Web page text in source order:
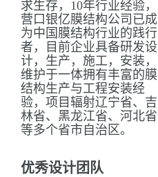
求生存，10年行业经验，
营口银亿膜结构公司已成
为中国膜结构行业的践行
者，目前企业具备研发设
计，生产，施工，安装，
维护于一体拥有丰富的膜
结构生产与工程安装经
验，项目辐射辽宁省、吉
林省、黑龙江省、河北省
等多个省市自治区。
优秀设计团队